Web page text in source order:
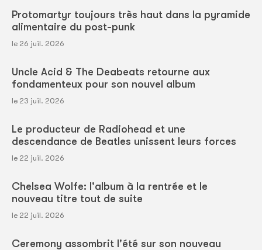
Protomartyr toujours très haut dans la pyramide
alimentaire du post-punk
le 26 juil. 2026
Uncle Acid & The Deabeats retourne aux
fondamenteux pour son nouvel album
le 23 juil. 2026
Le producteur de Radiohead et une
descendance de Beatles unissent leurs forces
le 22 juil. 2026
Chelsea Wolfe: l'album à la rentrée et le
nouveau titre tout de suite
le 22 juil. 2026
Ceremony assombrit l'été sur son nouveau